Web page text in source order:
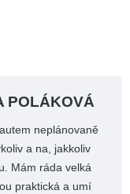
POLÁKOVÁ
neplánovaně
a na, jakkoliv
Mám ráda velká
praktická a umí